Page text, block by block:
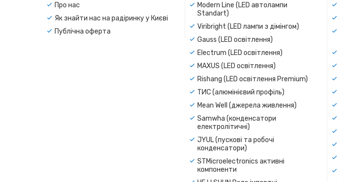
Про нас
Як знайти нас на радіринку у Києві
Публічна оферта
Modern Line (LED автолампи
Standart)
Viribright (LED лампи з дімінгом)
Gauss (LED освітлення)
Electrum (LED освітлення)
MAXUS (LED освітлення)
Rishang (LED освітлення Premium)
ТИС (алюмінієвий профіль)
Mean Well (джерела живлення)
Samwha (конденсатори
електролітичні)
JYUL (пускові та робочі
конденсатори)
STMicroelectronics активні
компоненти